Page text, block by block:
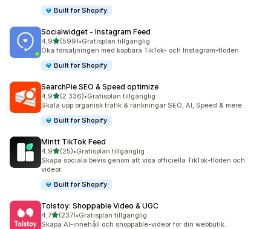
Built for Shopify
Socialwidget ‑ Instagram Feed
4,9av 5 stjärnor
(599)
599 recensioner totalt
•Gratisplan tillgänglig
Öka försäljningen med köpbara TikTok- och Instagram-flöden
Built for Shopify
SearchPie SEO & Speed optimize
4,9av 5 stjärnor
(2 336)
2336 recensioner totalt
•Gratisplan tillgänglig
Skala upp organisk trafik & rankningar SEO, AI, Speed & mere
Built for Shopify
Mintt TikTok Feed
4,9av 5 stjärnor
(25)
25 recensioner totalt
•Gratisplan tillgänglig
Skapa sociala bevis genom att visa officiella TikTok-flöden och
videor.
Built for Shopify
Tolstoy: Shoppable Video & UGC
4,7av 5 stjärnor
(237)
237 recensioner totalt
•Gratisplan tillgänglig
Skapa AI-innehåll och shoppable-videor för din webbutik.